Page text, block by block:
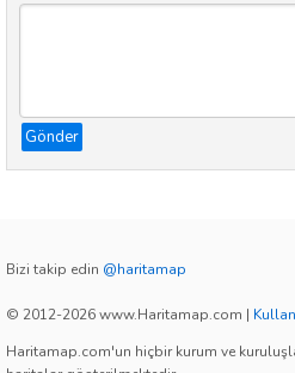
Gönder
Bizi takip edin @haritamap
© 2012-2026 www.Haritamap.com |
Haritamap.com'un hiçbir kurum ve